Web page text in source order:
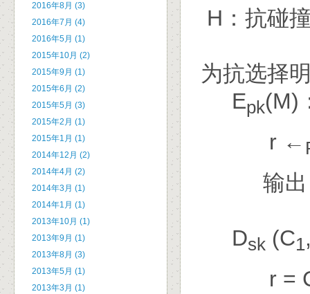
H：抗碰
为抗选择
Epk(M)
r ←
输出
Dsk (C1
r =
2016年8月 (3)
2016年7月 (4)
2016年5月 (1)
2015年10月 (2)
2015年9月 (1)
2015年6月 (2)
2015年5月 (3)
2015年2月 (1)
2015年1月 (1)
2014年12月 (2)
2014年4月 (2)
2014年3月 (1)
2014年1月 (1)
2013年10月 (1)
2013年9月 (1)
2013年8月 (3)
2013年5月 (1)
2013年3月 (1)